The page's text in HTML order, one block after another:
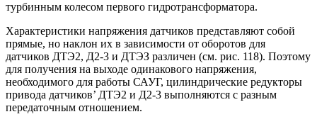
турбинным колесом первого гидротрансформатора.
Характеристики напряжения датчиков представляют собой
прямые, но наклон их в зависимости от оборотов для
датчиков ДТЭ2, Д2-3 и ДТЭЗ различен (см. рис. 118). Поэтому
для получения на выходе одинакового напряжения,
необходимого для работы САУГ, цилиндрические редукторы
привода датчиков’ ДТЭ2 и Д2-3 выполняются с разным
передаточным отношением.